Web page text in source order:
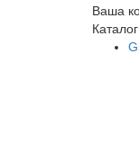
Ваша
Каталог